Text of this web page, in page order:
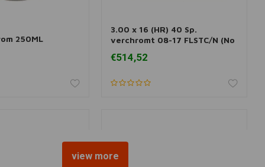
hinzufügen
250ML
Zum Warenkorb hinzufügen
3.00 x 16 (HR) 40 Sp.
verchromt 08-17 FLSTC/N (No
€514,52
view more